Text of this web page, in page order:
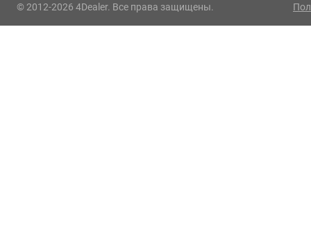
© 2012-2026 4Dealer. Все права защищены.